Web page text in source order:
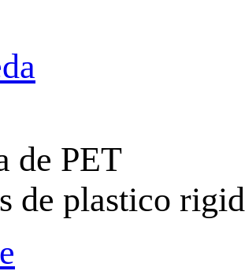
de PET
de plastico